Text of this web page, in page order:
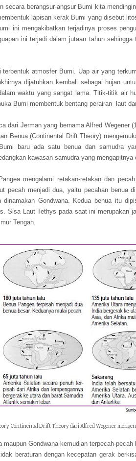
secara berangsur-angsur Bumi kita
lapisan kerak Bumi yang disebut
ini mengakibatkan terjadinya proses
ini terjadi dalam jutaan tahun
terbentuk atmosfer Bumi. Uap air yang
dijatuhkan kembali sebagai hujan
waktu yang sangat lama. Titik-titik air
Bumi membentuk bentang perairan laut
dari Jerman yang bernama Alfred Wegener
Benua (Continental Drift Theory)
baru ada satu benua dan samudra
kawasan samudra yang mengapitnya
mengalami retakan-retakan dan
pecah menjadi dua, yaitu pecahan benua
dinamakan Gondwana. Kedua benua itu
Sisa Laut Tethys pada saat ini merupakan
Tengah.
Continental Drift Theory dari Alfred Wegener
maupun Gondwana kemudian terpecah-
beraturan dengan kecepatan gerak